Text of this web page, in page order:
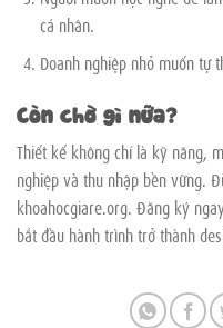
cá nhân.
Doanh nghiệp nhỏ muốn
Còn chờ gì nữa?
Thiết kế không chỉ là kỹ năng,
nghiệp và thu nhập bền vững.
khoahocgiare.org. Đăng ký
bắt đầu hành trình trở thành